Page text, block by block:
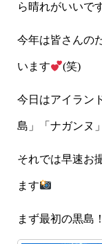
ら晴れがいいで
今年は皆さんの
います (笑)
今日はアイラン
島」「ナガンヌ
それでは早速お
ます
まず最初の黒島